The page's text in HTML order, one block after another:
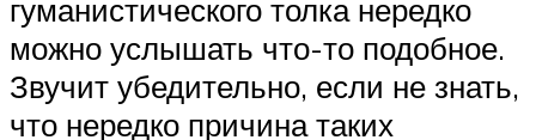
гуманистического толка нередко
можно услышать что-то подобное.
Звучит убедительно, если не знать,
что нередко причина таких